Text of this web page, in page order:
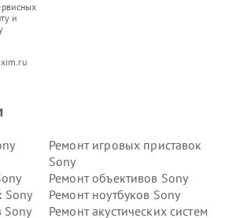
и
Ремонт игровых приставок
Sony
Ремонт объективов Sony
Sony
Ремонт ноутбуков Sony
Sony
Ремонт акустических систем